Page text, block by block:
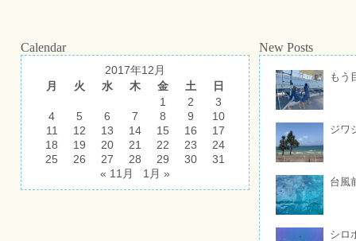
Calendar
2017年12月
月
火 水 木 金 土
日
1
2
3
4
5 6 7 8 9
10
11
12 13 14 15 16
17
18
19 20 21 22 23
24
25
26 27 28 29 30
31
« 11月
1月 »
New Posts
もう
ジワ
台風
シロ